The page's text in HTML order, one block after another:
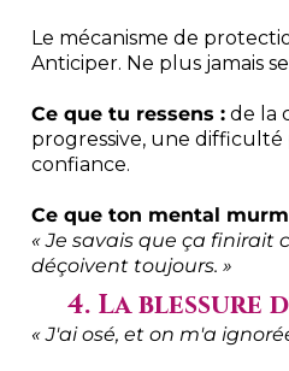
Le mécanisme de
Anticiper. Ne plus jamais
Ce que tu ressens : de la
progressive, une
confiance.
Ce que ton mental
« Je savais que ça finirait
déçoivent toujours. »
4. La blessure
« J'ai osé, et on m'a